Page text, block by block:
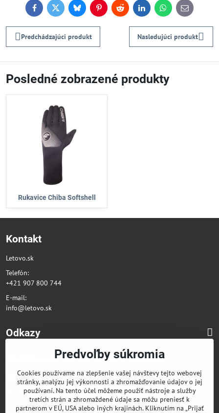
FacebookTwitterBlueskyPinterestReddit LinkedInWhatsApp
E-
mail
Predchádzajúci produkt Nasledujúci produkt
Posledné zobrazené produkty
Rukavice Chiba Softshell
Kontakt
Letovo.sk
Telefón:
+421 907 800 744
E-mail:
info@letovo.sk
Odkazy
Nájdete nás na sociálnych sieťach
Facebook
Instagram
Predvoľby súkromia
Cookies používame na zlepšenie vašej návštevy tejto webovej
stránky, analýzu jej výkonnosti a zhromažďovanie údajov o jej
používaní. Na tento účel môžeme použiť nástroje a služby
tretích strán a zhromaždené údaje sa môžu preniesť k
partnerom v EÚ, USA alebo iných krajinách. Kliknutím na „Prijať